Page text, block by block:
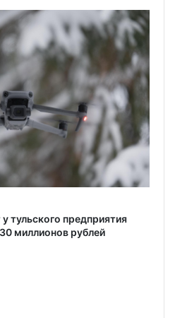
тульского предприятия
миллионов рублей